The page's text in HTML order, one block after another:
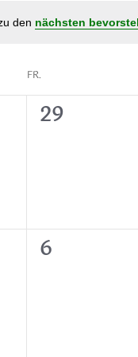
den nächsten
FR.
0
29
0
6